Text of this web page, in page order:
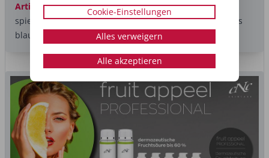
Artikel Social Media, Streaming und Co. – unser Alltag
spielt sich zunehmend vor dem Bildschirm ab. Doch das
blaue Licht unserer...
Cookie-Einstellungen
Alles verweigern
Alle akzeptieren